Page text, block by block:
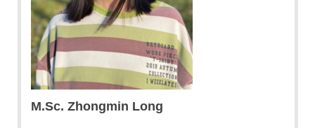
M.Sc. Zhongmin Long